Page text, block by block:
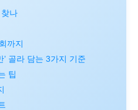
나
까지
’ 골라 담는 3가지 기준
팁